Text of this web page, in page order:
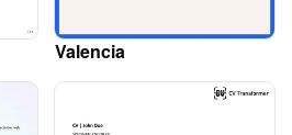
Valencia